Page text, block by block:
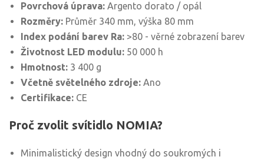
Povrchová úprava: Argento dorato / opál
Rozměry: Průměr 340 mm, výška 80 mm
Index podání barev Ra: >80 - věrné zobrazení barev
Životnost LED modulu: 50 000 h
Hmotnost: 3 400 g
Včetně světelného zdroje: Ano
Certifikace: CE
Proč zvolit svítidlo NOMIA?
Minimalistický design vhodný do soukromých i